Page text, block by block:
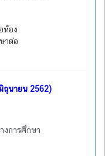
ห้อง
าต่อ
ถุนายน 2562)
งการศึกษา